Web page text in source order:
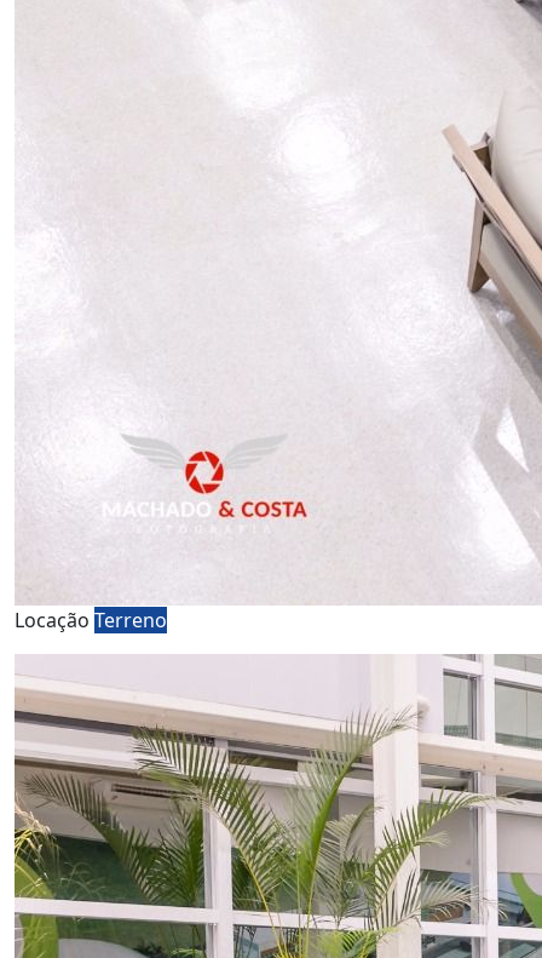
Locação Terreno